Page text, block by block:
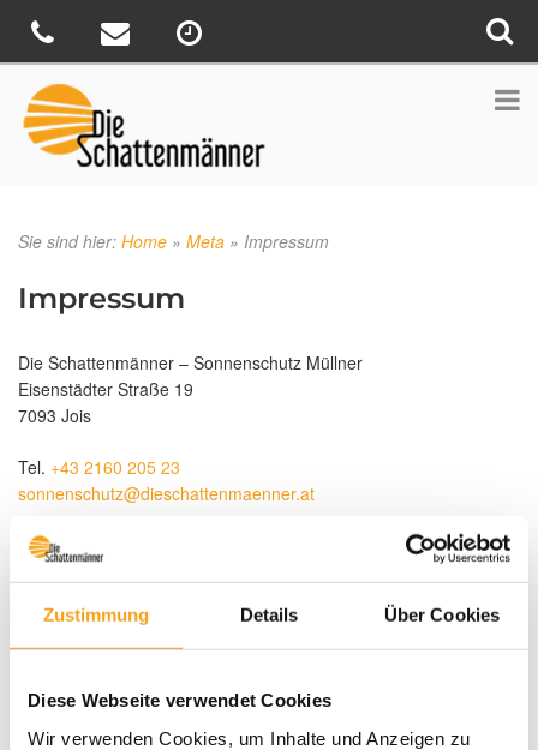
Zustimmung Details Über Cookies
Diese Webseite verwendet Cookies
Wir verwenden Cookies, um Inhalte und Anzeigen zu
Sie sind hier: Home » Meta » Impressum
Impressum
Die Schattenmänner – Sonnenschutz Müllner
Eisenstädter Straße 19
7093 Jois
Tel. +43 2160 205 23
sonnenschutz@dieschattenmaenner.at
UID-Nummer: ATU66295644
Rechtsform: Einzelunternehmen
Geschäftsführung/Juristische Person: Wolfgang Christian Müllner